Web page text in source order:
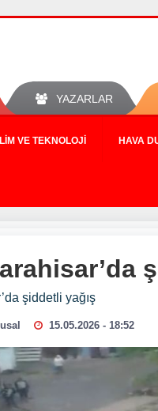
YAZARLAR
VE TEKNOLOJI HAVA
şiddetli yağış
15.05.2026 - 18:52